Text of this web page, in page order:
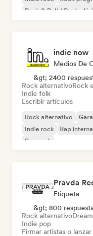
Rock & Roll / Rock
indie now
Medios De
&gt; 2400
Rock alternativoRock
Indie folk
Escribir artículos
Rock alternativo
Indie rock
Rap
Pop rock
Pravda
Etiqueta
&gt; 800
Rock alternativo
Indie pop
Firmar artistas o